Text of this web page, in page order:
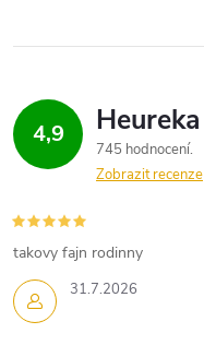
4,9
745 hodnocení
Zobrazit recenze
31.7.2026
takovy fajn rodinny